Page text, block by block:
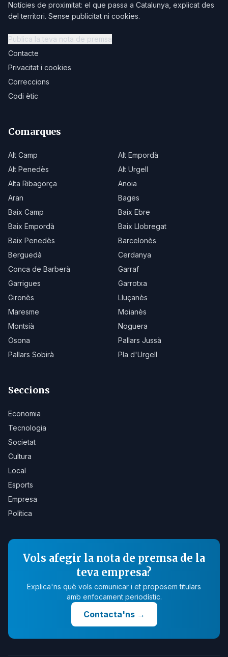
Notícies de proximitat: el que passa a Catalunya, explicat des
del territori. Sense publicitat ni cookies.
Publica la teva nota de premsa
Contacte
Privacitat i cookies
Correccions
Codi ètic
Comarques
Alt Camp
Alt Empordà
Alt Penedès
Alt Urgell
Alta Ribagorça
Anoia
Aran
Bages
Baix Camp
Baix Ebre
Baix Empordà
Baix Llobregat
Baix Penedès
Barcelonès
Berguedà
Cerdanya
Conca de Barberà
Garraf
Garrigues
Garrotxa
Gironès
Lluçanès
Maresme
Moianès
Montsià
Noguera
Osona
Pallars Jussà
Pallars Sobirà
Pla d'Urgell
Seccions
Economia
Tecnologia
Societat
Cultura
Local
Esports
Empresa
Política
Vols afegir la nota de premsa de la
teva empresa?
Explica'ns què vols comunicar i et proposem titulars
amb enfocament periodístic.
Contacta'ns→